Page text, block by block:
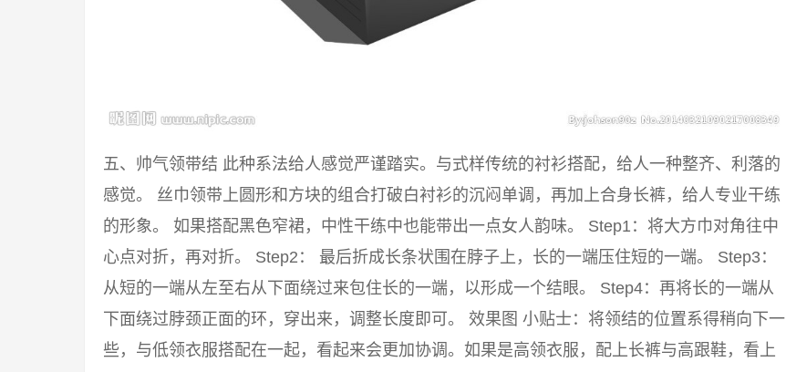
五、帅气领带结 此种系法给人感觉严谨踏实。与式样传统的衬衫搭配，给人一种整齐、利落的
感觉。 丝巾领带上圆形和方块的组合打破白衬衫的沉闷单调，再加上合身长裤，给人专业干练
的形象。 如果搭配黑色窄裙，中性干练中也能带出一点女人韵味。 Step1：将大方巾对角往中
心点对折，再对折。 Step2： 最后折成长条状围在脖子上，长的一端压住短的一端。 Step3：
从短的一端从左至右从下面绕过来包住长的一端，以形成一个结眼。 Step4：再将长的一端从
下面绕过脖颈正面的环，穿出来，调整长度即可。 效果图 小贴士：将领结的位置系得稍向下一
些，与低领衣服搭配在一起，看起来会更加协调。如果是高领衣服，配上长裤与高跟鞋，看上